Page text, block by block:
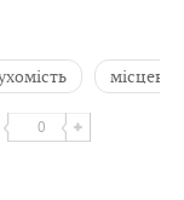
місцеві
0